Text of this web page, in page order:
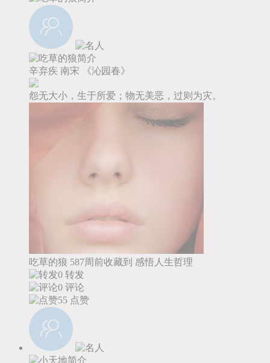
辛弃疾 南宋 《沁园春》
怨无大小，生于所爱；物无美恶，过则为灾。
吃草的狼 587周前收藏到 感悟人生哲理
0 转发
0 评论
55 点赞